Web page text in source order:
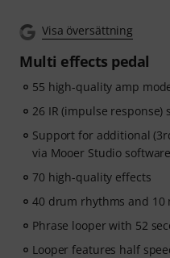
Visa översättning
Multi effects pedal
55 high-quality amp
26 IR (impulse response)
Support for additional
via Mooer Studio software
70 high-quality effects
40 drum rhythms and 10
Phrase looper with 52
Looper features half